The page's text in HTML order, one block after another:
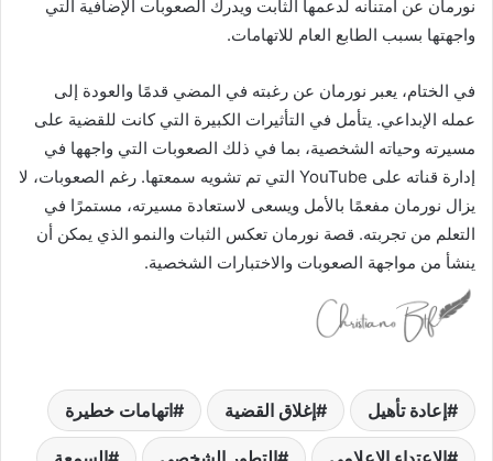
نورمان عن امتنانه لدعمها الثابت ويدرك الصعوبات الإضافية التي
واجهتها بسبب الطابع العام للاتهامات.
في الختام، يعبر نورمان عن رغبته في المضي قدمًا والعودة إلى
عمله الإبداعي. يتأمل في التأثيرات الكبيرة التي كانت للقضية على
مسيرته وحياته الشخصية، بما في ذلك الصعوبات التي واجهها في
إدارة قناته على YouTube التي تم تشويه سمعتها. رغم الصعوبات، لا
يزال نورمان مفعمًا بالأمل ويسعى لاستعادة مسيرته، مستمرًا في
التعلم من تجربته. قصة نورمان تعكس الثبات والنمو الذي يمكن أن
ينشأ من مواجهة الصعوبات والاختبارات الشخصية.
إعادة تأهيل إغلاق القضية اتهامات خطيرة